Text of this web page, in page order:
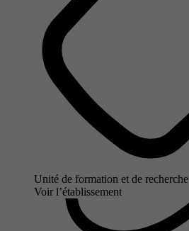
Unité de formation et de recherche
Voir l’établissement